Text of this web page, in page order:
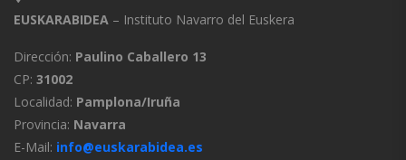
EUSKARABIDEA – Instituto Navarro del Euskera
Dirección: Paulino Caballero 13
CP: 31002
Localidad: Pamplona/Iruña
Provincia: Navarra
E-Mail: info@euskarabidea.es